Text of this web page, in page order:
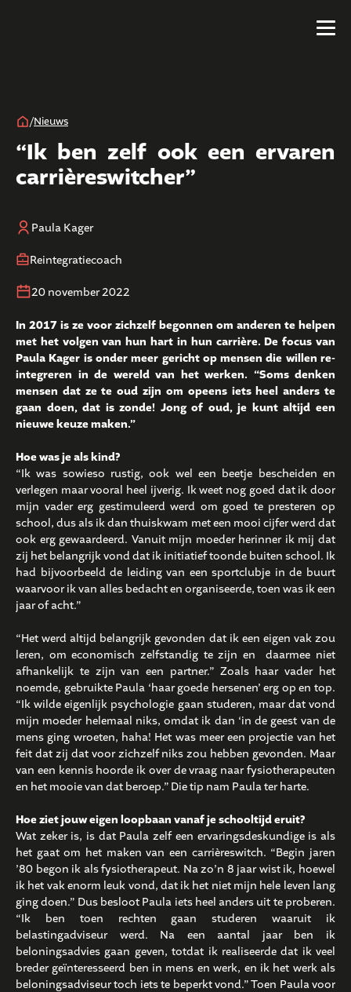
/Nieuws
“Ik ben zelf ook een ervaren
carrièreswitcher”
Paula Kager
Reintegratiecoach
20 november 2022
In 2017 is ze voor zichzelf begonnen om anderen te helpen
met het volgen van hun hart in hun carrière. De focus van
Paula Kager is onder meer gericht op mensen die willen re-
integreren in de wereld van het werken. “Soms denken
mensen dat ze te oud zijn om opeens iets heel anders te
gaan doen, dat is zonde! Jong of oud, je kunt altijd een
nieuwe keuze maken.”
Hoe was je als kind?
“Ik was sowieso rustig, ook wel een beetje bescheiden en
verlegen maar vooral heel ijverig. Ik weet nog goed dat ik door
mijn vader erg gestimuleerd werd om goed te presteren op
school, dus als ik dan thuiskwam met een mooi cijfer werd dat
ook erg gewaardeerd. Vanuit mijn moeder herinner ik mij dat
zij het belangrijk vond dat ik initiatief toonde buiten school. Ik
had bijvoorbeeld de leiding van een sportclubje in de buurt
waarvoor ik van alles bedacht en organiseerde, toen was ik een
jaar of acht.”
“Het werd altijd belangrijk gevonden dat ik een eigen vak zou
leren, om economisch zelfstandig te zijn en daarmee niet
afhankelijk te zijn van een partner.” Zoals haar vader het
noemde, gebruikte Paula ‘haar goede hersenen’ erg op en top.
“Ik wilde eigenlijk psychologie gaan studeren, maar dat vond
mijn moeder helemaal niks, omdat ik dan ‘in de geest van de
mens ging wroeten, haha! Het was meer een projectie van het
feit dat zij dat voor zichzelf niks zou hebben gevonden. Maar
van een kennis hoorde ik over de vraag naar fysiotherapeuten
en het mooie van dat beroep.” Die tip nam Paula ter harte.
Hoe ziet jouw eigen loopbaan vanaf je schooltijd eruit?
Wat zeker is, is dat Paula zelf een ervaringsdeskundige is als
het gaat om het maken van een carrièreswitch. “Begin jaren
’80 begon ik als fysiotherapeut. Na zo’n 8 jaar wist ik, hoewel
ik het vak enorm leuk vond, dat ik het niet mijn hele leven lang
ging doen.” Dus besloot Paula iets heel anders uit te proberen.
“Ik ben toen rechten gaan studeren waaruit ik
belastingadviseur werd. Na een aantal jaar ben ik
beloningsadvies gaan geven, totdat ik realiseerde dat ik veel
breder geïnteresseerd ben in mens en werk, en ik het werk als
beloningsadviseur toch iets te beperkt vond.” Toen Paula voor